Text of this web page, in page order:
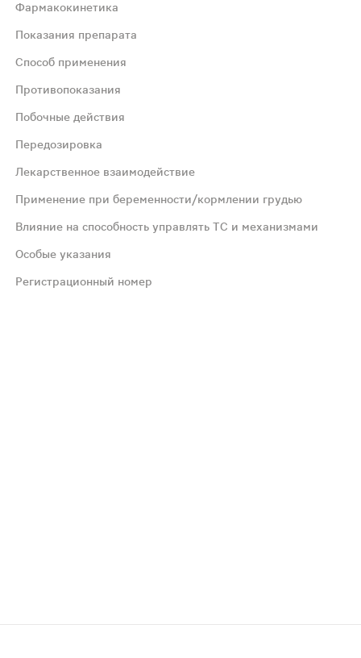
полипозным риносинуситом.
ответе на терапию топическими
до 6 лет у пациентов с атопическим
Фармакокинетика
Показания препарата
Способ применения
Противопоказания
Побочные действия
Передозировка
Лекарственное взаимодействие
Применение при беременности/кормлении грудью
Влияние на способность управлять ТС и механизмами
Особые указания
Регистрационный номер